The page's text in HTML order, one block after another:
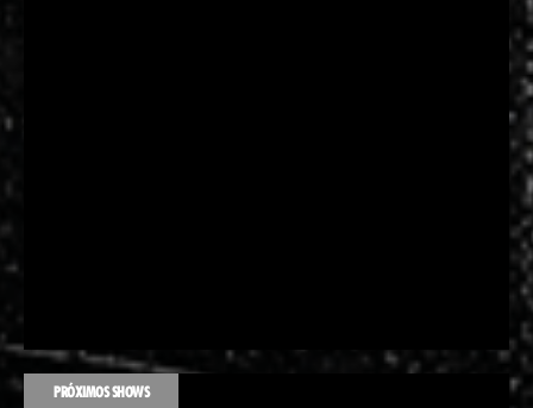
PRÓXIMOS SHOWS